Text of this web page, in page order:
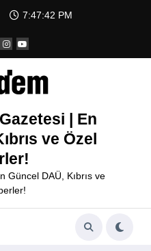
7:47:42 PM
| En
ve Özel
Güncel DAÜ, Kıbrıs ve